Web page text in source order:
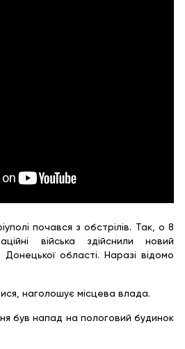
почався з обстрілів. Так, о 8
війська здійснили новий
Донецької області. Наразі відомо
наголошує місцева влада.
був напад на пологовий будинок